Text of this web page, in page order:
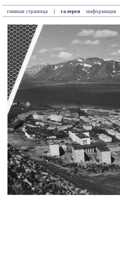
главная страница галерея информация